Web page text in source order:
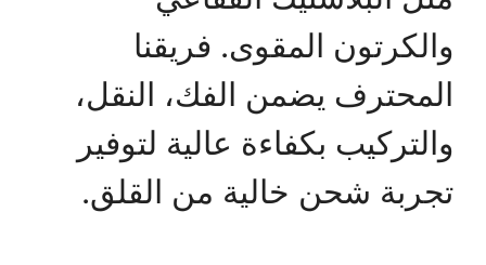
والكرتون المقوى. فريقنا
المحترف يضمن الفك، النقل،
والتركيب بكفاءة عالية لتوفير
تجربة شحن خالية من القلق.